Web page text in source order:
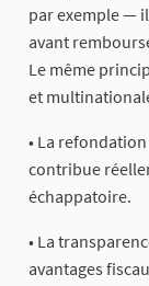
par exemple —
avant
Le même
et
• La
contribue
échappatoire.
• La
avantages